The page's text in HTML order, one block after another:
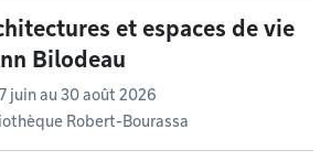
et espaces de vie
Bilodeau
juinau 30 août 2026
Robert-Bourassa